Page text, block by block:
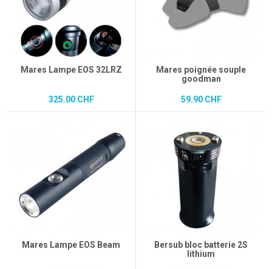
Mares Lampe EOS 32LRZ
325.00 CHF
Mares poignée souple
goodman
59.90 CHF
Mares Lampe EOS Beam
Bersub bloc batterie 2S
lithium